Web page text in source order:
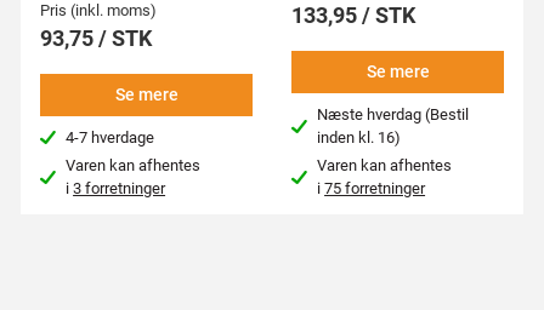
Pris (inkl. moms)
93,75 / STK
Se mere
4-7 hverdage
Varen kan afhentes
i3 forretninger
133,95 / STK
Se mere
Næste hverdag (Bestil
inden kl. 16)
Varen kan afhentes
i75 forretninger